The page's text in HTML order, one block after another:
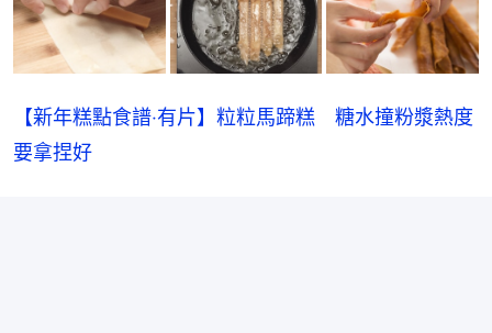
【新年糕點食譜‧有片】粒粒馬蹄糕　糖水撞粉漿熱度
要拿捏好